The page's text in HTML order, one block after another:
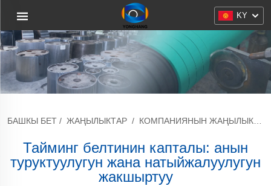
KY
БАШКЫ БЕТ / ЖАҢЫЛЫКТАР / КОМПАНИЯНЫН ЖАҢЫЛЫКТАРЫ
Тайминг белтинин капталы: анын
туруктуулугун жана натыйжалуулугун
жакшыртуу